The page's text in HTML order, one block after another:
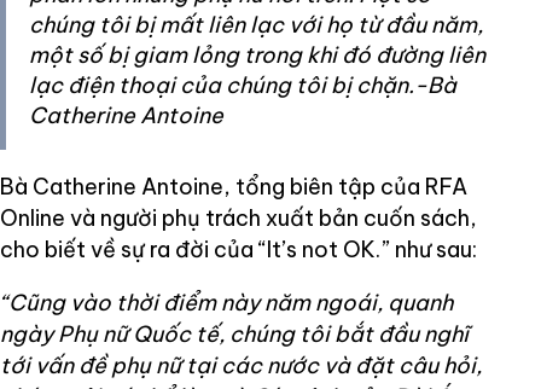
chúng tôi bị mất liên lạc với họ từ đầu năm,
một số bị giam lỏng trong khi đó đường liên
lạc điện thoại của chúng tôi bị chặn.-Bà
Catherine Antoine
Bà Catherine Antoine, tổng biên tập của RFA
Online và người phụ trách xuất bản cuốn sách,
cho biết về sự ra đời của “It’s not OK.” như sau:
“Cũng vào thời điểm này năm ngoái, quanh
ngày Phụ nữ Quốc tế, chúng tôi bắt đầu nghĩ
tới vấn đề phụ nữ tại các nước và đặt câu hỏi,